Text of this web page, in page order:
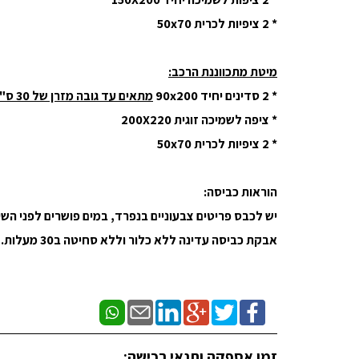
* 2 ציפיות לכרית 50x70
מיטת מתכווננת הרכב:
* 2 סדינים יחיד 90x200
מתאים עד גובה מזרן של 30 ס"מ
* ציפה לשמיכה זוגית 200X220
* 2 ציפיות לכרית 50x70
הוראות כביסה:
יש לכבס פריטים צבעוניים בנפרד, במים פושרים לפני
אבקת כביסה עדינה ללא כלור וללא סחיטה ב30 מעלות.